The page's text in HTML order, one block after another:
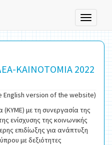
Toggle
ΚΑΙΝΟΤΟΜΙΑ 2022
English version of the website)
(ΚΥΜΕ) με τη συνεργασία της
ενίσχυσης της κοινωνικής
επιδίωξης για ανάπτυξη
με δεξιότητες